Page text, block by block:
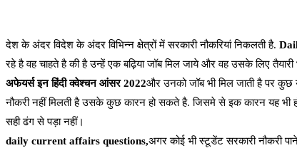
देश के अंदर विदेश के अंदर विभिन्न क्षेत्रों में सरकारी नौकरियां निकलती है.
रहे है वह चाहते है की है उन्हें एक बढ़िया जॉब मिल जाये और वह उसके लिए
अफेयर्स इन हिंदी क्वेश्चन आंसर 2022और उनको जॉब भी मिल जाती है पर कुछ
नौकरी नहीं मिलती है उसके कुछ कारन हो सकते है. जिसमे से इक कारन यह भी
सही ढंग से पड़ा नहीं।
daily current affairs questions,अगर कोई भी स्टूडेंट सरकारी नौकरी